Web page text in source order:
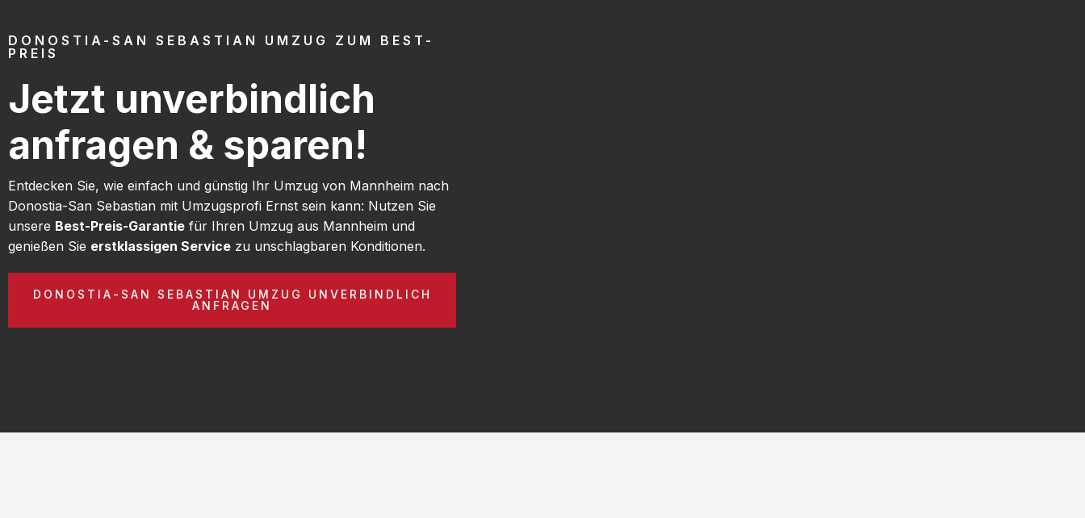
DONOSTIA-SAN SEBASTIAN UMZUG ZUM BEST-
PREIS
Jetzt unverbindlich
anfragen & sparen!
Entdecken Sie, wie einfach und günstig Ihr Umzug von Mannheim nach
Donostia-San Sebastian mit Umzugsprofi Ernst sein kann: Nutzen Sie
unsere Best-Preis-Garantie für Ihren Umzug aus Mannheim und
genießen Sie erstklassigen Service zu unschlagbaren Konditionen.
DONOSTIA-SAN SEBASTIAN UMZUG UNVERBINDLICH
ANFRAGEN